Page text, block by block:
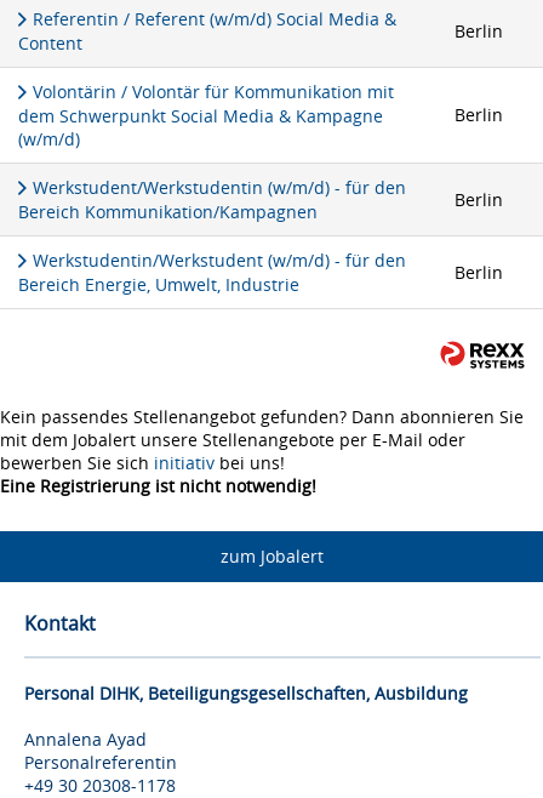
Referentin / Referent (w/m/d) Social Media &
Content
Berlin
Volontärin / Volontär für Kommunikation mit
dem Schwerpunkt Social Media & Kampagne
(w/m/d)
Berlin
Werkstudent/Werkstudentin (w/m/d) - für den
Bereich Kommunikation/Kampagnen
Berlin
Werkstudentin/Werkstudent (w/m/d) - für den
Bereich Energie, Umwelt, Industrie
Berlin
Kein passendes Stellenangebot gefunden? Dann abonnieren Sie
mit dem Jobalert unsere Stellenangebote per E-Mail oder
bewerben Sie sich initiativ bei uns!
Eine Registrierung ist nicht notwendig!
zum Jobalert
Kontakt
Personal DIHK, Beteiligungsgesellschaften, Ausbildung
Annalena Ayad
Personalreferentin
+49 30 20308-1178